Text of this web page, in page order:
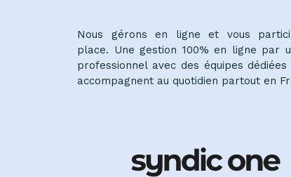
Nous gérons en ligne et vous
place. Une gestion 100% en ligne par
professionnel avec des équipes dédiées
accompagnent au quotidien partout en